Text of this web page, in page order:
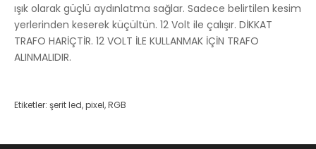
ışık olarak güçlü aydınlatma sağlar. Sadece belirtilen kesim
yerlerinden keserek küçültün. 12 Volt ile çalışır. DİKKAT
TRAFO HARİÇTİR. 12 VOLT İLE KULLANMAK İÇİN TRAFO
ALINMALIDIR.
Etiketler: şerit led,pixel,RGB